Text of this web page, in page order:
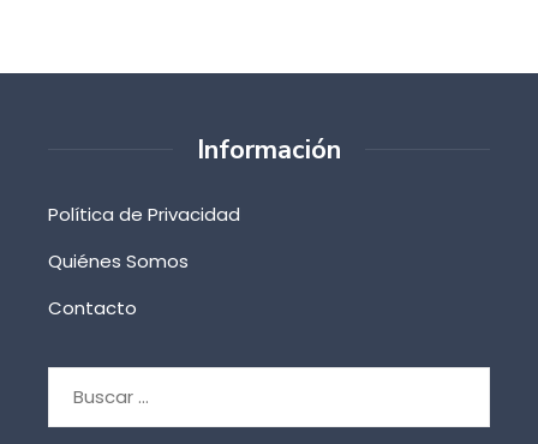
Información
Política de Privacidad
Quiénes Somos
Contacto